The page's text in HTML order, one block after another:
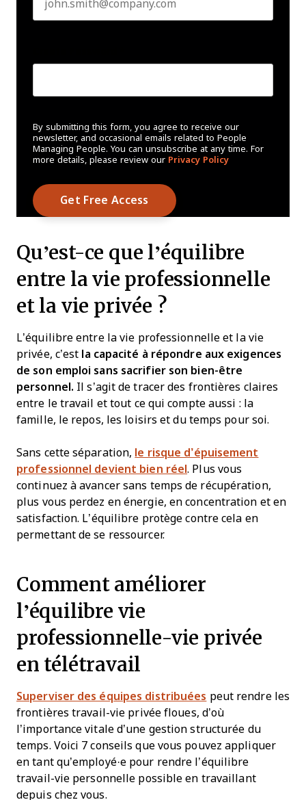
By submitting this form, you agree to receive our
newsletter, and occasional emails related to People
Managing People. You can unsubscribe at any time. For
more details, please review our Privacy Policy
Qu’est-ce que l’équilibre
entre la vie professionnelle
et la vie privée ?
L’équilibre entre la vie professionnelle et la vie
privée, c’est la capacité à répondre aux exigences
de son emploi sans sacrifier son bien-être
personnel. Il s’agit de tracer des frontières claires
entre le travail et tout ce qui compte aussi : la
famille, le repos, les loisirs et du temps pour soi.
Sans cette séparation, le risque d’épuisement
professionnel devient bien réel. Plus vous
continuez à avancer sans temps de récupération,
plus vous perdez en énergie, en concentration et en
satisfaction. L’équilibre protège contre cela en
permettant de se ressourcer.
Comment améliorer
l’équilibre vie
professionnelle-vie privée
en télétravail
Superviser des équipes distribuées peut rendre les
frontières travail-vie privée floues, d’où
l’importance vitale d’une gestion structurée du
temps. Voici 7 conseils que vous pouvez appliquer
en tant qu’employé·e pour rendre l’équilibre
travail-vie personnelle possible en travaillant
depuis chez vous.